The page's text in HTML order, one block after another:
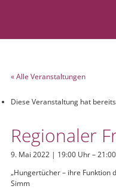
« Alle Veranstaltungen
Diese Veranstaltung hat
Regionaler
9. Mai 2022 | 19:00 Uhr–
„Hungertücher – ihre Funktion
Simm